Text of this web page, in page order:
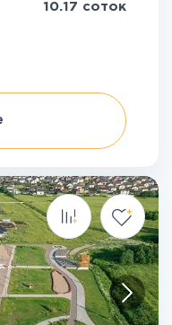
10.17 соток